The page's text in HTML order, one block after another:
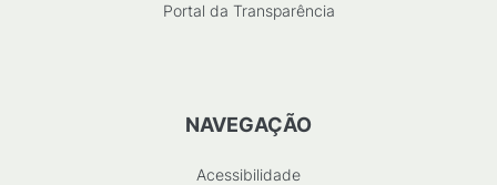
Portal da Transparência
NAVEGAÇÃO
Acessibilidade